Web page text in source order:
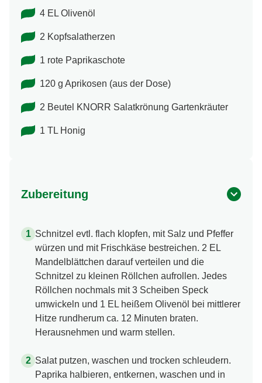
4 EL Olivenöl
2 Kopfsalatherzen
1 rote Paprikaschote
120 g Aprikosen (aus der Dose)
2 Beutel KNORR Salatkrönung Gartenkräuter
1 TL Honig
Zubereitung
Schnitzel evtl. flach klopfen, mit Salz und Pfeffer
würzen und mit Frischkäse bestreichen. 2 EL
Mandelblättchen darauf verteilen und die
Schnitzel zu kleinen Röllchen aufrollen. Jedes
Röllchen nochmals mit 3 Scheiben Speck
umwickeln und 1 EL heißem Olivenöl bei mittlerer
Hitze rundherum ca. 12 Minuten braten.
Herausnehmen und warm stellen.
Salat putzen, waschen und trocken schleudern.
Paprika halbieren, entkernen, waschen und in